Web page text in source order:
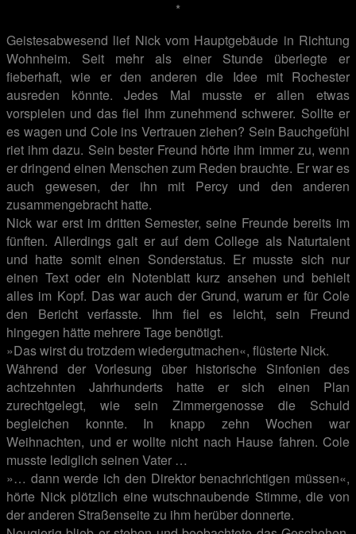
*
Geistesabwesend lief Nick vom Hauptgebäude in Richtung
Wohnheim. Seit mehr als einer Stunde überlegte er
fieberhaft, wie er den anderen die Idee mit Rochester
ausreden könnte. Jedes Mal musste er allen etwas
vorspielen und das fiel ihm zunehmend schwerer. Sollte er
es wagen und Cole ins Vertrauen ziehen? Sein Bauchgefühl
riet ihm dazu. Sein bester Freund hörte ihm immer zu, wenn
er dringend einen Menschen zum Reden brauchte. Er war es
auch gewesen, der ihn mit Percy und den anderen
zusammengebracht hatte.
Nick war erst im dritten Semester, seine Freunde bereits im
fünften. Allerdings galt er auf dem College als Naturtalent
und hatte somit einen Sonderstatus. Er musste sich nur
einen Text oder ein Notenblatt kurz ansehen und behielt
alles im Kopf. Das war auch der Grund, warum er für Cole
den Bericht verfasste. Ihm fiel es leicht, sein Freund
hingegen hätte mehrere Tage benötigt.
»Das wirst du trotzdem wiedergutmachen«, flüsterte Nick.
Während der Vorlesung über historische Sinfonien des
achtzehnten Jahrhunderts hatte er sich einen Plan
zurechtgelegt, wie sein Zimmergenosse die Schuld
begleichen konnte. In knapp zehn Wochen war
Weihnachten, und er wollte nicht nach Hause fahren. Cole
musste lediglich seinen Vater …
»… dann werde ich den Direktor benachrichtigen müssen«,
hörte Nick plötzlich eine wutschnaubende Stimme, die von
der anderen Straßenseite zu ihm herüber donnerte.